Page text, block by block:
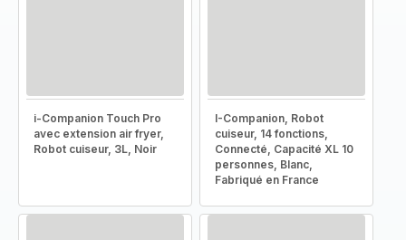
i-Companion Touch Pro
avec extension air fryer,
Robot cuiseur, 3L, Noir
I-Companion, Robot
cuiseur, 14 fonctions,
Connecté, Capacité XL 10
personnes, Blanc,
Fabriqué en France